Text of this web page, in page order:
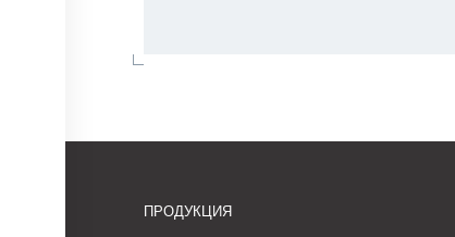
ПРОДУКЦИЯ